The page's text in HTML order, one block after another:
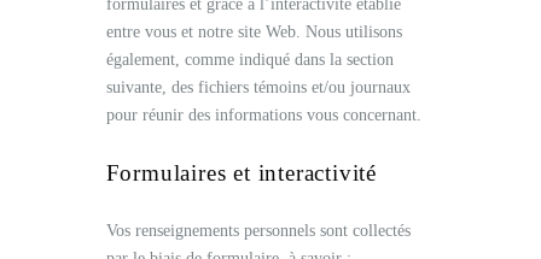
formulaires et grâce à l’interactivité établie
entre vous et notre site Web. Nous utilisons
également, comme indiqué dans la section
suivante, des fichiers témoins et/ou journaux
pour réunir des informations vous concernant.
Formulaires et interactivité
Vos renseignements personnels sont collectés